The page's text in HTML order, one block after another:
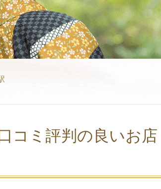
コミ評判の良いお店